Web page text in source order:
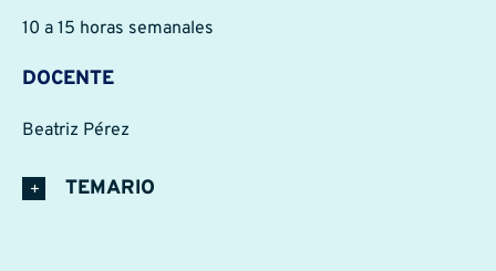
10 a 15 horas semanales
DOCENTE
Beatriz Pérez
TEMARIO